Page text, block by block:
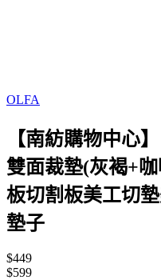
OLFA
【南紡購物中心
雙面裁墊(灰褐+
板切割板美工切
墊子
$449
$599